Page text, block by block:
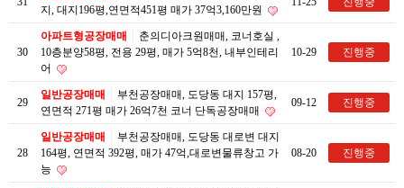
지, 대지196평,연면적451평 매가 37억3,160만원
30
아파트형공장매매
춘의디아크원매매, 코너호실 ,
10층분양58평, 전용 29평, 매가 5억8천, 내부인테리
어
10-29 진행중
29
일반공장매매
부천공장매매, 도당동 대지 157평,
연면적 271평 매가 26억7천 코너 단독공장매매
09-12 진행중
28
일반공장매매
부천공장매매, 도당동 대로변 대지
164평, 연면적 392평, 매가 47억,대로변물류창고 가
능
08-20 진행중